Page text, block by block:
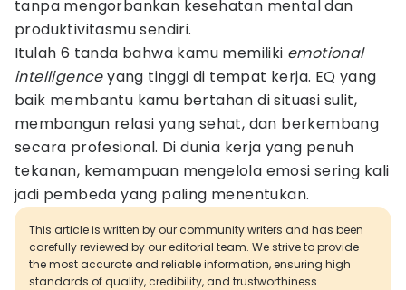
tanpa mengorbankan kesehatan mental dan
produktivitasmu sendiri.
Itulah 6 tanda bahwa kamu memiliki emotional
intelligenceyang tinggi di tempat kerja. EQ yang
baik membantu kamu bertahan di situasi sulit,
membangun relasi yang sehat, dan berkembang
secara profesional. Di dunia kerja yang penuh
tekanan, kemampuan mengelola emosi sering kali
jadi pembeda yang paling menentukan.
This article is written by our community writers and has been
carefully reviewed by our editorial team. We strive to provide
the most accurate and reliable information, ensuring high
standards of quality, credibility, and trustworthiness.